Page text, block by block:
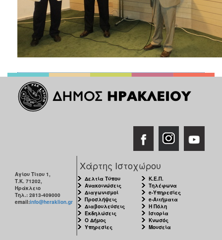
Αγίου Τίτου 1,
Τ.Κ. 71202,
Ηράκλειο
Τηλ.: 2813-409000
email:info@heraklion.gr
Χάρτης Ιστοχώρου
Δελτία Τύπου
Ανακοινώσεις
Διαγωνισμοί
Προσλήψεις
Διαβουλεύσεις
Εκδηλώσεις
Ο Δήμος
Υπηρεσίες
Κ.Ε.Π.
Τηλέφωνα
e-Υπηρεσίες
e-Αιτήματα
Η Πόλη
Ιστορία
Κνωσός
Μουσεία